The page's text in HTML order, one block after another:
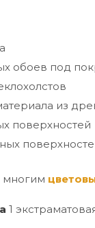
обоев под
из
поверхностей
многим
1